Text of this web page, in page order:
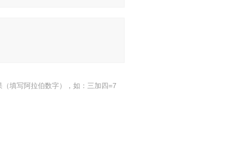
（填写阿拉伯数字），如：三加四=7